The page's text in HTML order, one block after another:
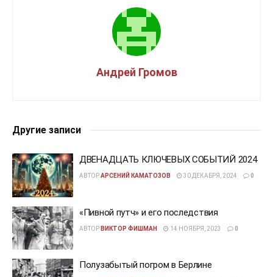
Андрей Громов
Другие записи
ДВЕНАДЦАТЬ КЛЮЧЕВЫХ СОБЫТИЙ 2024
АВТОРАРСЕНИЙ КАМАТОЗОВ 30 ДЕКАБРЯ, 2024 0
«Пивной путч» и его последствия
АВТОР ВИКТОР ФИШМАН 14 НОЯБРЯ, 2023 0
Полузабытый погром в Берлине